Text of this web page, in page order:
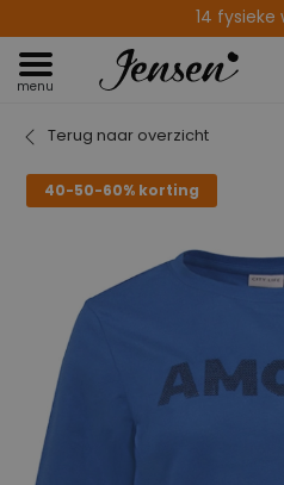
14 fysieke
Gratis
menu
Terug naar overzicht
40-50-60% korting